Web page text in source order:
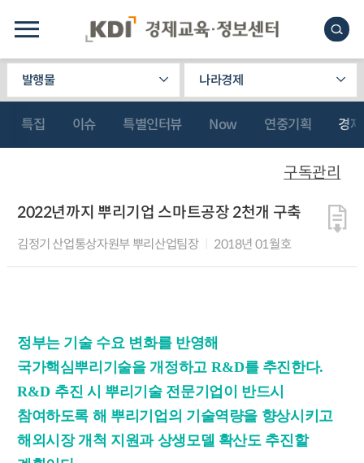
발행물 나라경제
특집 이슈 특별인터뷰 Now 연중기획 경
2022년까지 뿌리기업 스마트공장 2천개 구축
김정기 산업통상자원부 뿌리산업팀장 2018년 01월호
정부는 기술 수요 변화를 반영해
국가핵심뿌리기술을 개정하고 R&D를 추진한다.
R&D 추진 시 뿌리기술 전문기업이 반드시
참여하도록 해 뿌리기업의 기술역량을 향상시키고
해외시장 개척 지원과 상생모델 확산도 추진할
구독관리